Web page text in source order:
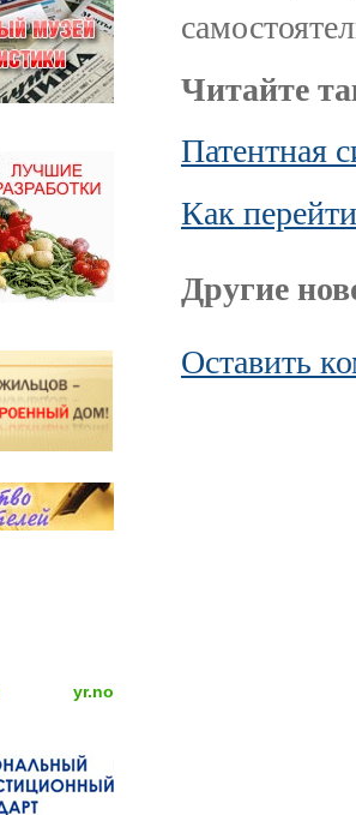
yr.no
Читайте
Патентная
Как
Другие
Оставить